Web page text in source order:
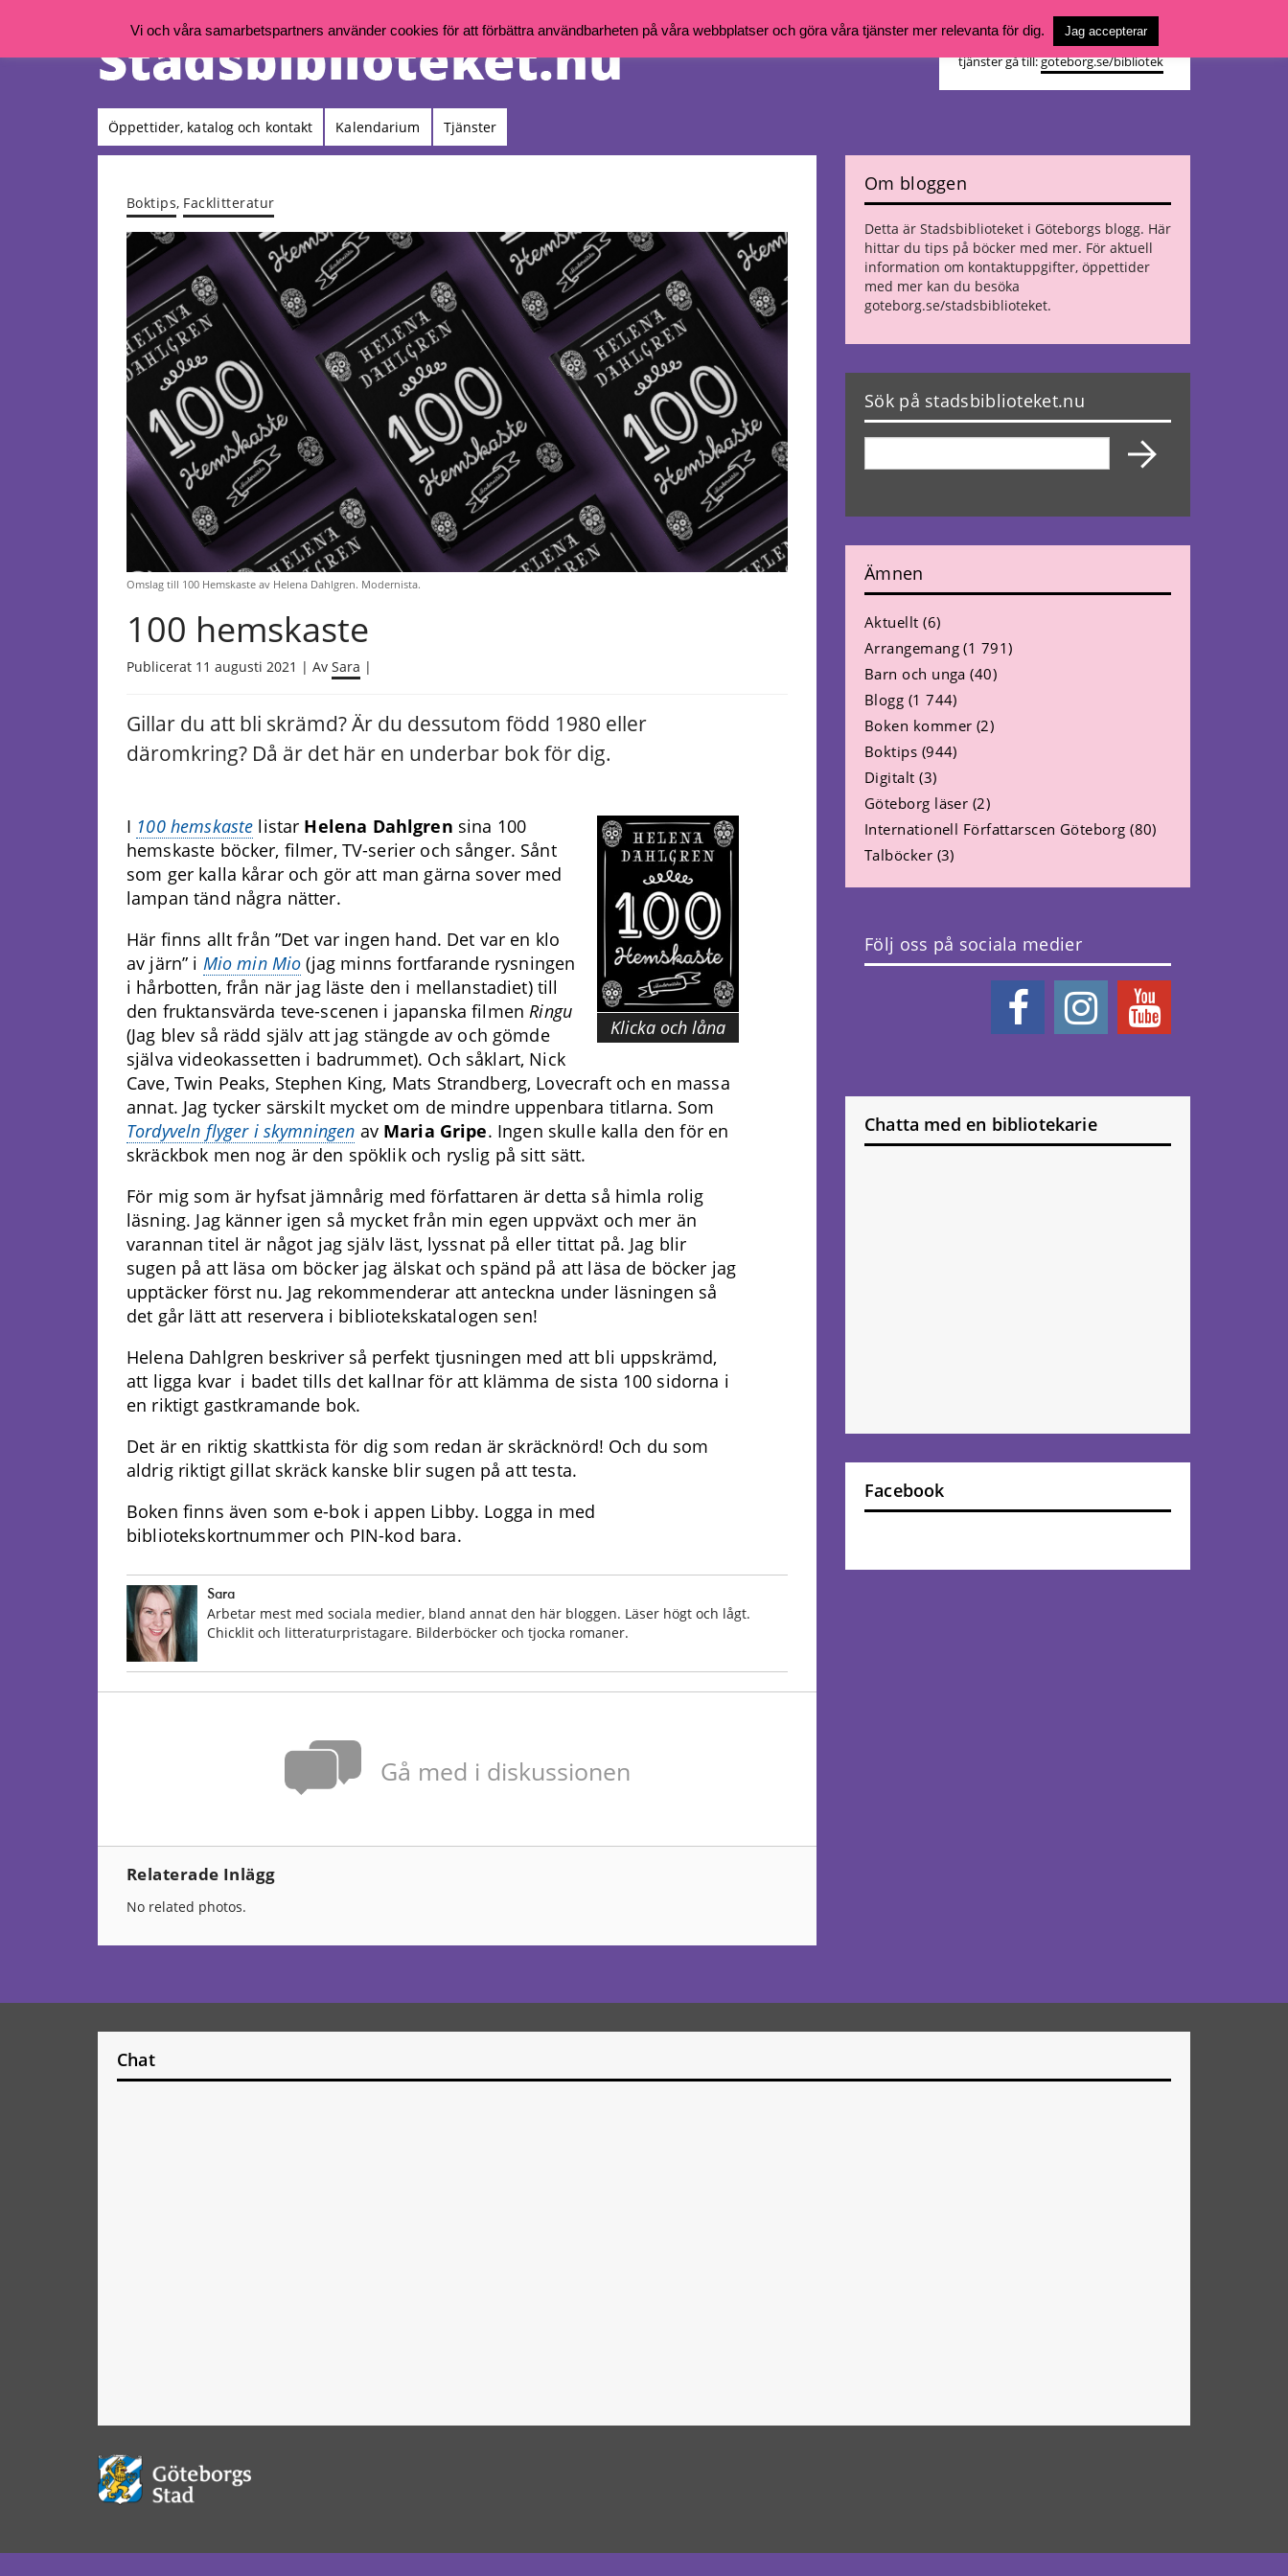
Öppettider, katalog och kontakt Kalendarium Tjänster
Vill du söka böcker, logga in på ditt
bibliotekskonto eller nå övriga
tjänster gå till:goteborg.se/bibliotek
Boktips, Facklitteratur
Omslag till 100 Hemskaste av Helena Dahlgren. Modernista.
100 hemskaste
Publicerat 11 augusti 2021 | Av Sara |
Gillar du att bli skrämd? Är du dessutom född 1980 eller
däromkring? Då är det här en underbar bok för dig.
Klicka och låna
I 100 hemskaste listar Helena Dahlgren sina 100
hemskaste böcker, filmer, TV-serier och sånger. Sånt
som ger kalla kårar och gör att man gärna sover med
lampan tänd några nätter.
Här finns allt från ”Det var ingen hand. Det var en klo
av järn” i Mio min Mio (jag minns fortfarande rysningen
i hårbotten, från när jag läste den i mellanstadiet) till
den fruktansvärda teve-scenen i japanska filmenRingu
(Jag blev så rädd själv att jag stängde av och gömde
själva videokassetten i badrummet). Och såklart, Nick
Cave, Twin Peaks, Stephen King, Mats Strandberg, Lovecraft och en massa
annat. Jag tycker särskilt mycket om de mindre uppenbara titlarna. Som
Tordyveln flyger i skymningen av Maria Gripe. Ingen skulle kalla den för en
skräckbok men nog är den spöklik och ryslig på sitt sätt.
För mig som är hyfsat jämnårig med författaren är detta så himla rolig
läsning. Jag känner igen så mycket från min egen uppväxt och mer än
varannan titel är något jag själv läst, lyssnat på eller tittat på. Jag blir
sugen på att läsa om böcker jag älskat och spänd på att läsa de böcker jag
upptäcker först nu. Jag rekommenderar att anteckna under läsningen så
det går lätt att reservera i bibliotekskatalogen sen!
Helena Dahlgren beskriver så perfekt tjusningen med att bli uppskrämd,
att ligga kvar i badet tills det kallnar för att klämma de sista 100 sidorna i
en riktigt gastkramande bok.
Det är en riktig skattkista för dig som redan är skräcknörd! Och du som
aldrig riktigt gillat skräck kanske blir sugen på att testa.
Boken finns även som e-bok i appen Libby. Logga in med
bibliotekskortnummer och PIN-kod bara.
Sara
Arbetar mest med sociala medier, bland annat den här bloggen. Läser högt och lågt.
Chicklit och litteraturpristagare. Bilderböcker och tjocka romaner.
Gå med i diskussionen
Relaterade Inlägg
No related photos.
Om bloggen
Detta är Stadsbiblioteket i Göteborgs blogg. Här
hittar du tips på böcker med mer. För aktuell
information om kontaktuppgifter, öppettider
med mer kan du besöka
goteborg.se/stadsbiblioteket.
Sök på stadsbiblioteket.nu
Ämnen
Aktuellt (6)
Arrangemang(1 791)
Barn och unga (40)
Blogg (1 744)
Boken kommer (2)
Boktips (944)
Digitalt (3)
Göteborg läser (2)
Internationell Författarscen Göteborg (80)
Talböcker (3)
Följ oss på sociala medier
Chatta med en bibliotekarie
Facebook
Chat
Vi och våra samarbetspartners använder cookies för att förbättra användbarheten på våra webbplatser och göra våra tjänster mer relevanta för dig. Jag accepterar